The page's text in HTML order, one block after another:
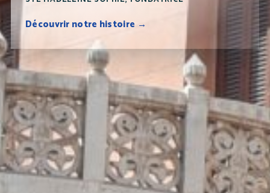
Découvrir notre histoire →